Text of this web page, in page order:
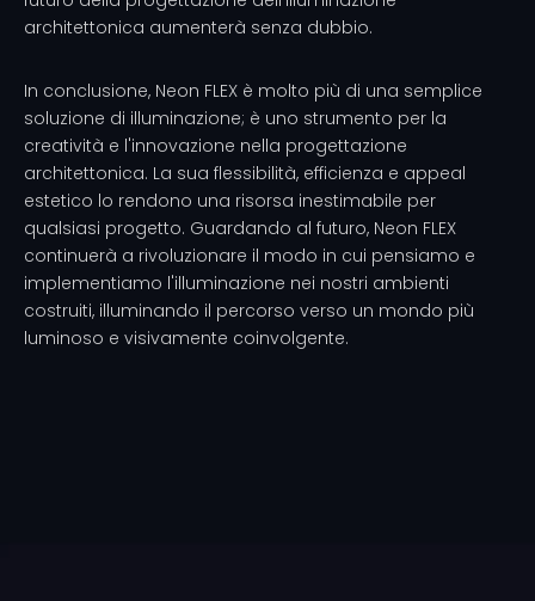
architettonica aumenterà senza dubbio.
In conclusione, Neon FLEX è molto più di una semplice
soluzione di illuminazione; è uno strumento per la
creatività e l'innovazione nella progettazione
architettonica. La sua flessibilità, efficienza e appeal
estetico lo rendono una risorsa inestimabile per
qualsiasi progetto. Guardando al futuro, Neon FLEX
continuerà a rivoluzionare il modo in cui pensiamo e
implementiamo l'illuminazione nei nostri ambienti
costruiti, illuminando il percorso verso un mondo più
luminoso e visivamente coinvolgente.